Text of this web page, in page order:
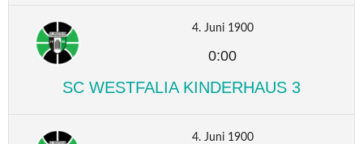
4. Juni 1900
0:00
SC WESTFALIA KINDERHAUS 3
4. Juni 1900